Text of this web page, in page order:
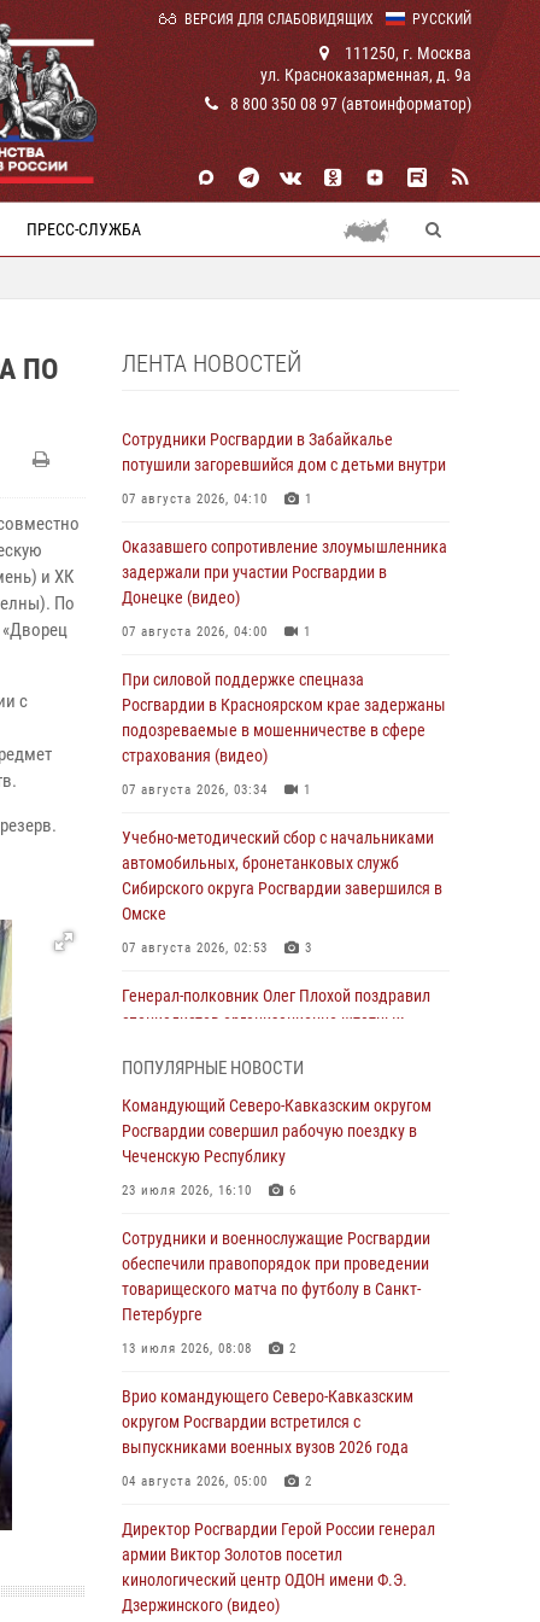
РУССКИЙ
ВЕРСИЯ ДЛЯ СЛАБОВИДЯЩИХ
111250, г. Москва
ул. Красноказарменная, д. 9а
8 800 350 08 97 (автоинформатор)
ПРЕСС-СЛУЖБА
ПО
и ХК
По
«Дворец
с
ЛЕНТА НОВОСТЕЙ
Сотрудники Росгвардии в Забайкалье
потушили загоревшийся дом с детьми внутри
07 августа 2026, 04:10 1
Оказавшего сопротивление злоумышленника
задержали при участии Росгвардии в
Донецке (видео)
07 августа 2026, 04:00 1
При силовой поддержке спецназа
Росгвардии в Красноярском крае задержаны
подозреваемые в мошенничестве в сфере
страхования (видео)
07 августа 2026, 03:34 1
Учебно-методический сбор с начальниками
автомобильных, бронетанковых служб
Сибирского округа Росгвардии завершился в
Омске
07 августа 2026, 02:53 3
Генерал-полковник Олег Плохой поздравил
специалистов организационно-штатных
профессиональным праздником
06 августа 2026, 21:01
В Нижнем Новгороде состоялось
Всероссийское совещание-семинар по
охраны Росгвардии (видео)
06 августа 2026, 14:47 10 1
В Брянске сотрудники и военнослужащие
Росгвардии почтили память Героя России
06 августа 2026, 14:36 2
В кинологическом центре Уральского округа
Росгвардии почтили память товарищей,
06 августа 2026, 13:29 5
В Центральном округе Росгвардии прошли
мероприятия к 108‑летию генерала армии
ПОПУЛЯРНЫЕ НОВОСТИ
Командующий Северо-Кавказским округом
Росгвардии совершил рабочую поездку в
Чеченскую Республику
23 июля 2026, 16:10 6
Сотрудники и военнослужащие Росгвардии
обеспечили правопорядок при проведении
товарищеского матча по футболу в Санкт-
Петербурге
13 июля 2026, 08:08 2
Врио командующего Северо-Кавказским
округом Росгвардии встретился с
выпускниками военных вузов 2026 года
04 августа 2026, 05:00 2
Директор Росгвардии Герой России генерал
армии Виктор Золотов посетил
кинологический центр ОДОН имени Ф.Э.
Дзержинского (видео)